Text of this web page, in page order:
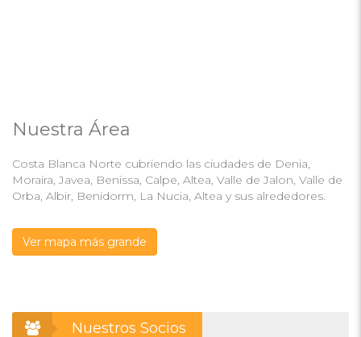
Nuestra Área
Costa Blanca Norte cubriendo las ciudades de Denia,
Moraira, Javea, Benissa, Calpe, Altea, Valle de Jalon, Valle de
Orba, Albir, Benidorm, La Nucia, Altea y sus alrededores.
Ver mapa más grande
Nuestros Socios